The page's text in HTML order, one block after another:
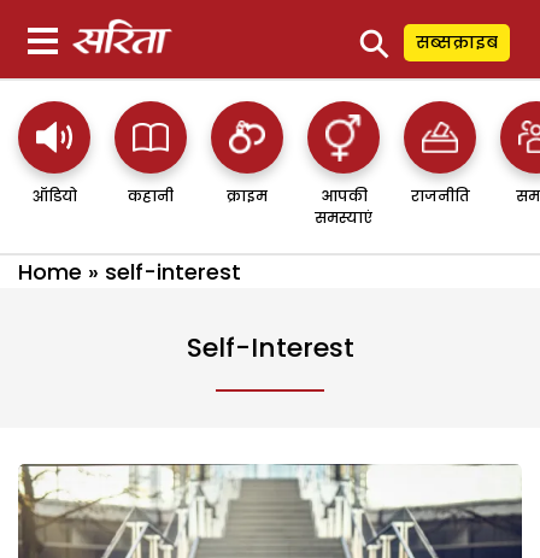
⚲ सब्सक्राइब
ऑडियो कहानी क्राइम
आपकी
समस्याएं
राजनीति
Home » self-interest
Self-Interest